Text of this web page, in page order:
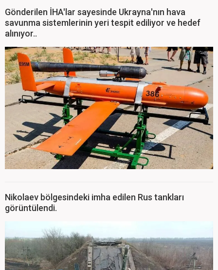
Gönderilen İHA'lar sayesinde Ukrayna'nın hava
savunma sistemlerinin yeri tespit ediliyor ve hedef
alınıyor..
Nikolaev bölgesindeki imha edilen Rus tankları
görüntülendi.